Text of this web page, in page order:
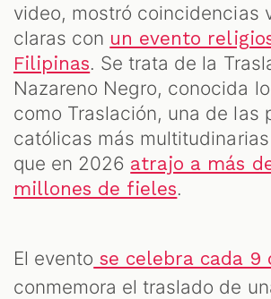
video, mostró coincidencias
claras con un evento
Filipinas. Se trata de la
Nazareno Negro, conocida
como Traslación, una de las
católicas más
que en 2026 atrajo a más
millones de fieles.
El evento se celebra cada 9
conmemora el traslado de